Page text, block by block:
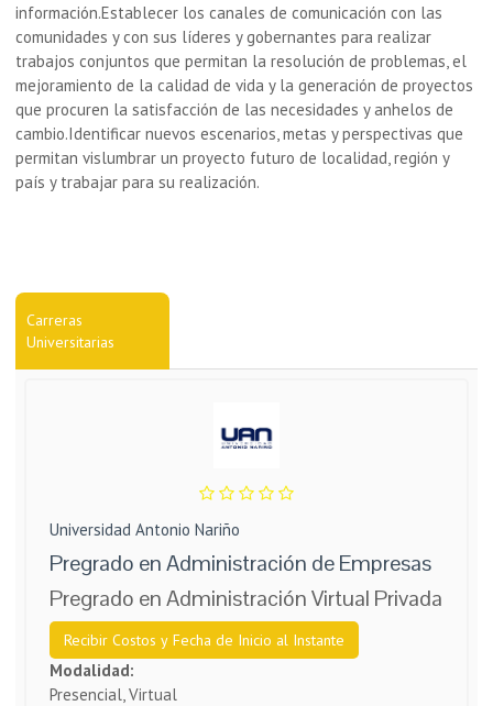
información.Establecer los canales de comunicación con las
comunidades y con sus líderes y gobernantes para realizar
trabajos conjuntos que permitan la resolución de problemas, el
mejoramiento de la calidad de vida y la generación de proyectos
que procuren la satisfacción de las necesidades y anhelos de
cambio.Identificar nuevos escenarios, metas y perspectivas que
permitan vislumbrar un proyecto futuro de localidad, región y
país y trabajar para su realización.
Carreras
Universitarias
Universidad Antonio Nariño
Pregrado en Administración de Empresas
Pregrado en Administración Virtual Privada
Recibir Costos y Fecha de Inicio al Instante
Modalidad:
Presencial, Virtual